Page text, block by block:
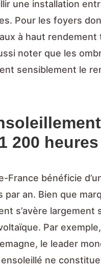
une installation
Pour les foyers
à haut
noter que les
sensiblement le
200
France bénéficie
par an. Bien que
s’avère
Par
le leader
ne